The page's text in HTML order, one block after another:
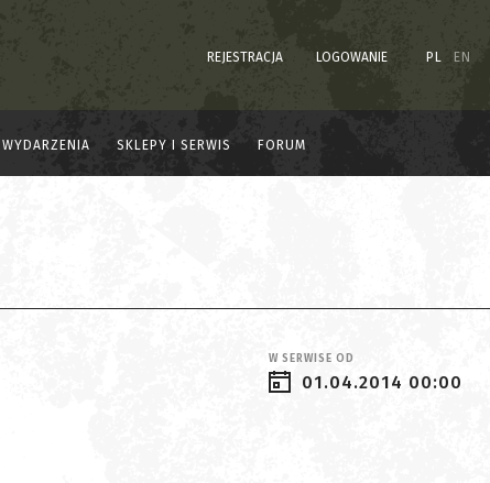
REJESTRACJA LOGOWANIE PL EN
WYDARZENIA SKLEPY I SERWIS FORUM
W SERWISE OD
01.04.2014 00:00